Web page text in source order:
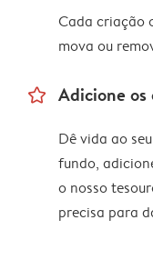
Cada criação
mova ou
star_outline Adicione os
Dê vida ao
fundo,
o nosso
precisa para